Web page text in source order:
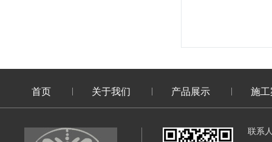
首页 关于我们 产品展示 施
联系